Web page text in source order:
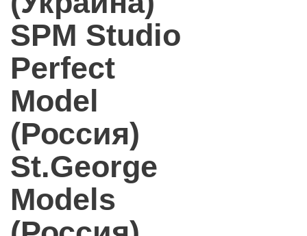
SPM Studio
Perfect
Model
(Россия)
St.George
Models